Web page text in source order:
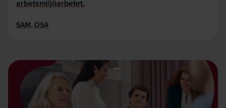
arbetsmiljöarbetet.
SAM, OSA